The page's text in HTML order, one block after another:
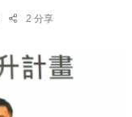
2 分享